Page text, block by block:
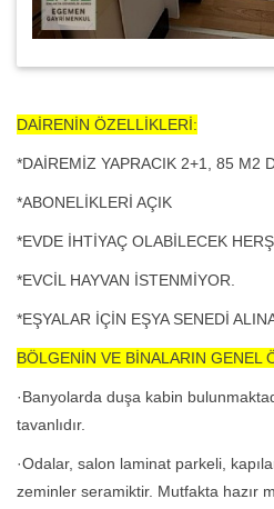
DAİRENİN ÖZELLİKLERİ:
*DAİREMİZ YAPRACIK 2+1, 85 M2
*ABONELİKLERİ AÇIK
*EVDE İHTİYAÇ OLABİLECEK
*EVCİL HAYVAN İSTENMİYOR.
*EŞYALAR İÇİN EŞYA SENEDİ
BÖLGENİN VE BİNALARIN GENEL
·Banyolarda duşa kabin
tavanlıdır.
·Odalar, salon laminat parkeli,
zeminler seramiktir. Mutfakta hazır